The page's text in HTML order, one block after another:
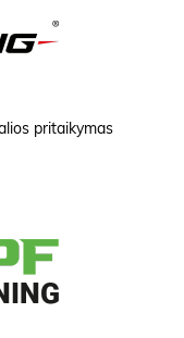
pritaikymas